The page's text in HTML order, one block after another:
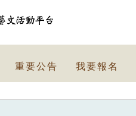
重要公告 我要報名